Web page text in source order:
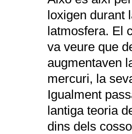
loxigen
latmosfera.
va veure que
augmentaven
mercuri, la
Igualment
lantiga teoria
dins dels